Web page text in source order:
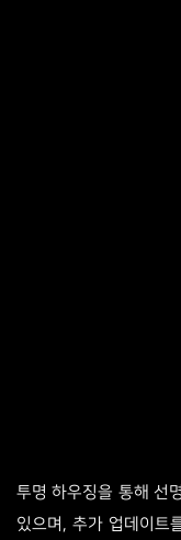
투명 하우징을 통해 선
있으며, 추가 업데이트